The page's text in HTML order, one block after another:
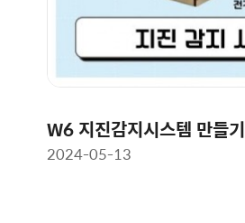
W6 지진감지시스템 만들기
2024-05-13